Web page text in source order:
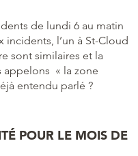
de lundi 6 au matin
incidents, l’un à St-Cloud
sont similaires et la
appelons « la zone
entendu parlé ?
POUR LE MOIS DE